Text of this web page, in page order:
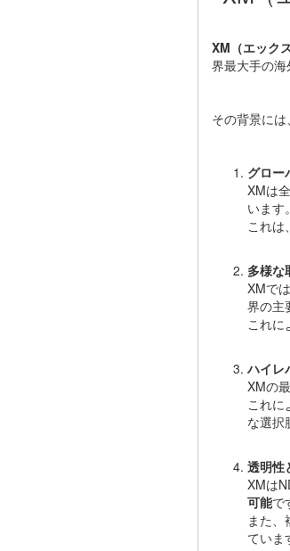
XM（エック
界最大手の海
その背景には
グロー
XMは
います。
これは
多様な
XMでは
界の主
これに
ハイレ
XMの
これに
な選択
透明性
XMは
可能で
また、
ていま